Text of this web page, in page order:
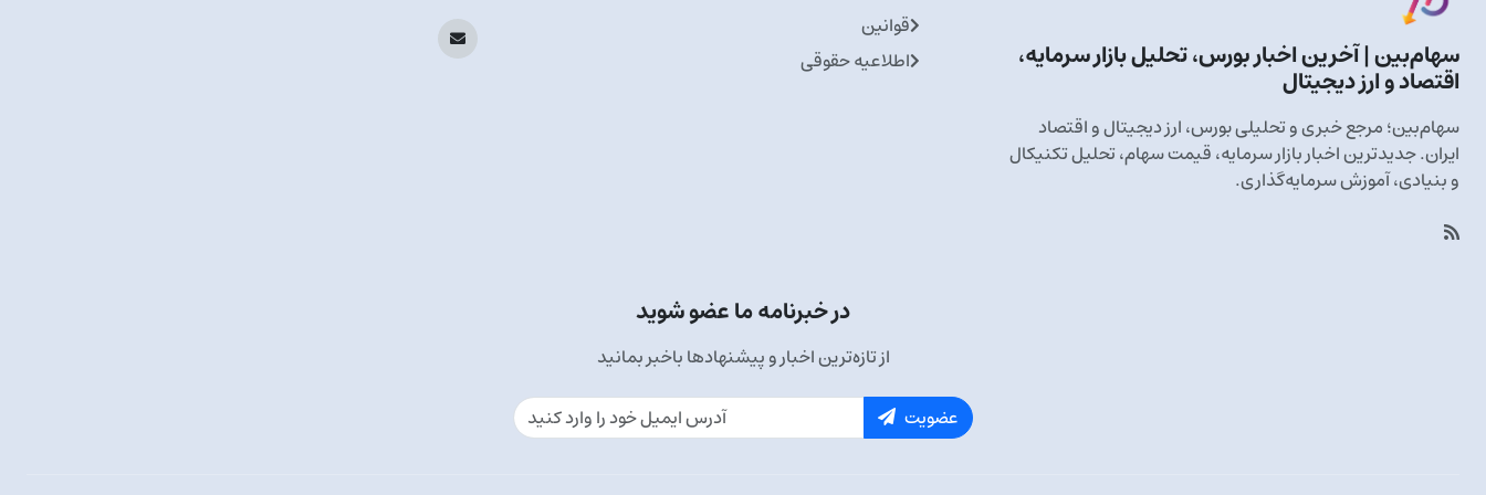
سهام‌بین | آخرین اخبار بورس، تحلیل بازار سرمایه،
اقتصاد و ارز دیجیتال
سهام‌بین؛ مرجع خبری و تحلیلی بورس، ارز دیجیتال و اقتصاد
ایران. جدیدترین اخبار بازار سرمایه، قیمت سهام، تحلیل تکنیکال
و بنیادی، آموزش سرمایه‌گذاری.
قوانین
اطلاعیه حقوقی
در خبرنامه ما عضو شوید
از تازه‌ترین اخبار و پیشنهادها باخبر بمانید
عضویت